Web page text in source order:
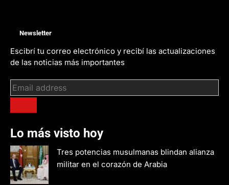
Newsletter
Escibrí tu correo electrónico y recibí las actualizaciones
de las noticias más importantes
Lo más visto hoy
Tres potencias musulmanas blindan alianza
militar en el corazón de Arabia